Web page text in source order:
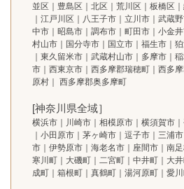
並区｜豊島区｜北区｜荒川区｜板橋区
｜江戸川区｜八王子市｜立川市｜武蔵
中市｜昭島市｜調布市｜町田市｜小金
村山市｜国分寺市｜国立市｜福生市｜
｜東久留米市｜武蔵村山市｜多摩市｜
市｜西東京市｜西多摩郡瑞穂町｜西多
原村｜ 西多摩郡奥多摩町
[神奈川県全域］
横浜市｜川崎市｜相模原市｜横須賀市
｜小田原市｜茅ヶ崎市｜逗子市｜三浦
市｜伊勢原市｜海老名市｜座間市｜南
寒川町｜大磯町｜二宮町｜中井町｜大
成町｜箱根町｜真鶴町｜湯河原町｜愛